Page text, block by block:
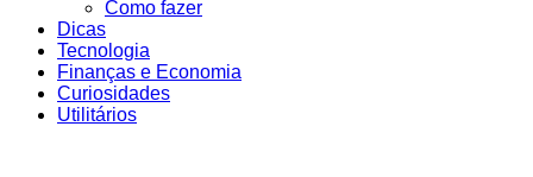
Como fazer
Dicas
Tecnologia
Finanças e Economia
Curiosidades
Utilitários